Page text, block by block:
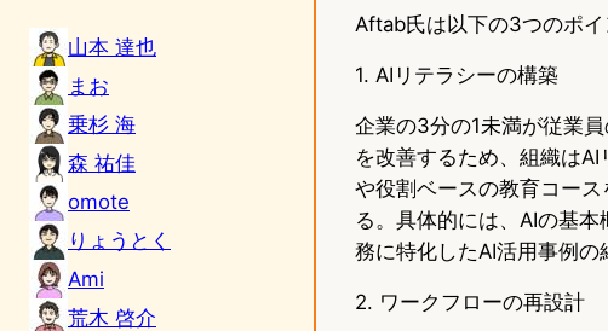
山本 達也
まお
乗杉 海
森 祐佳
omote
りょうとく
Ami
荒木 啓介
Aftab氏は以下の3つのポイ
1. AIリテラシーの構築
企業の3分の1未満が従業
を改善するため、組織は
や役割ベースの教育コー
る。具体的には、AIの基
務に特化したAI活用事例の
2. ワークフローの再設計